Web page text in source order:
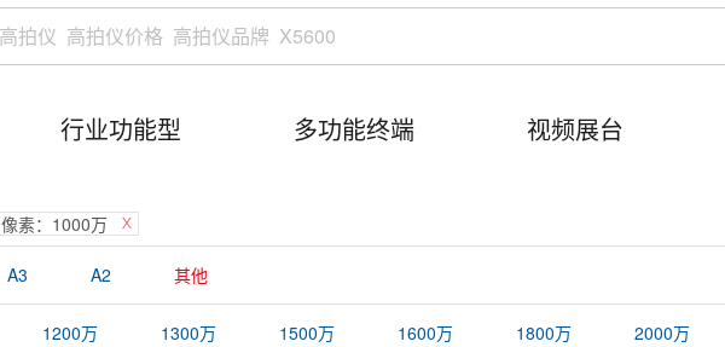
行业功能型 多功能终端 视频展台
像素：1000万
A3 A2 其他
1200万 1300万 1500万 1600万 1800万 2000万